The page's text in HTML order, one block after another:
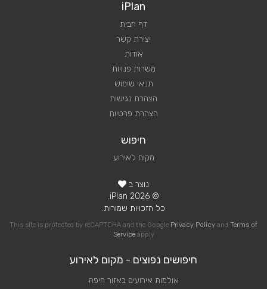
iPlan
דף הבית
יצירת קשר
אודות
משרות פנויות
תנאי שימוש
הצהרת נגישות
הצהרת פרטיות
חיפוש
מקום לאירוע
נוצר ב
© 2026 iPlan.
כל הזכויות שמורות.
This site is protected by reCAPTCHA and the Google Privacy Policy and Terms of
Serviceapply
חיפושים נפוצים - מקום לאירוע
אולמות אירועים באזור חיפה